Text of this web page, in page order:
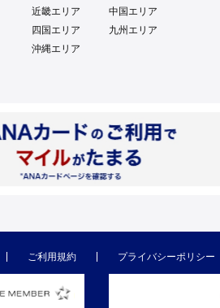
近畿エリア
中国エリア
四国エリア
九州エリア
沖縄エリア
ご利用規約 プライバシーポリシー